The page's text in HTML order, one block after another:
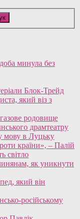
минула без
Блок-Трейд
який віз з
родовище
драмтеатру
мову в Луцьку
країни», – Палій
світло
як уникнути
який він
російському